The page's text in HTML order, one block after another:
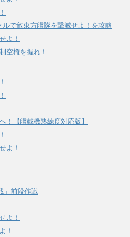
で敵東方艦隊を撃滅せよ！を攻略
よ！
空権を握れ！
！【艦載機熟練度対応版】
よ！
」前段作戦
よ！
！